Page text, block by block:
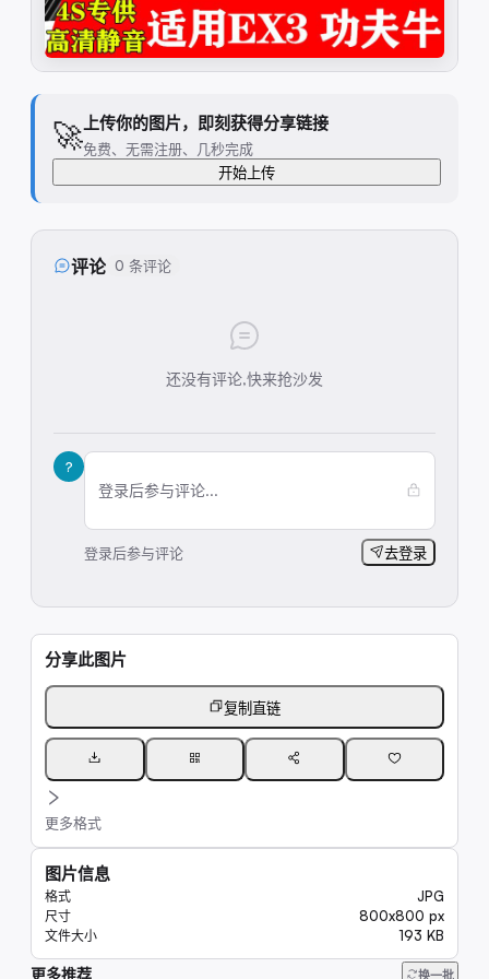
🚀上传你的图片，即刻获得分享链接
免费、无需注册、几秒完成
开始上传
评论 0 条评论
还没有评论,快来抢沙发
?
登录后参与评论...
登录后参与评论 去登录
分享此图片
复制直链
更多格式
图片信息
格式 JPG
尺寸 800x800 px
文件大小 193 KB
更多推荐 换一批
62K